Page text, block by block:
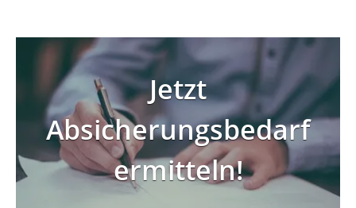
Jetzt
Absicherungsbedarf
ermitteln!
Sind Sie Single oder in
einer Beziehung?